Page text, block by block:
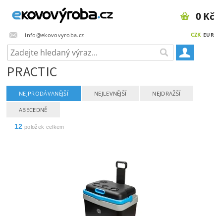
info@ekovovyroba.cz CZK EUR
0 Kč
PRACTIC
NEJPRODÁVANĚJŠÍ NEJLEVNĚJŠÍ NEJDRAŽŠÍ
ABECEDNĚ
12 položek celkem